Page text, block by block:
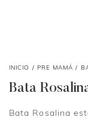
INICIO / PRE MAMÁ /
Bata
Bata Rosalina